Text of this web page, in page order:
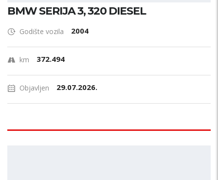
BMW SERIJA 3, 320 DIESEL
Godište vozila 2004
km 372.494
Objavljen 29.07.2026.